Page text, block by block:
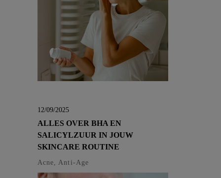
12/09/2025
ALLES OVER BHA EN
SALICYLZUUR IN JOUW
SKINCARE ROUTINE
Acne, Anti-Age